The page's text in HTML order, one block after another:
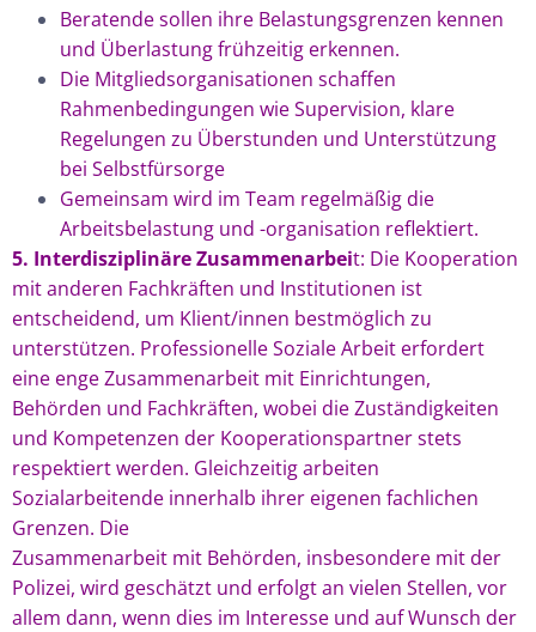
Beratende sollen ihre Belastungsgrenzen kennen
und Überlastung frühzeitig erkennen.
Die Mitgliedsorganisationen schaffen
Rahmenbedingungen wie Supervision, klare
Regelungen zu Überstunden und Unterstützung
bei Selbstfürsorge
Gemeinsam wird im Team regelmäßig die
Arbeitsbelastung und -organisation reflektiert.
5. Interdisziplinäre Zusammenarbeit: Die Kooperation
mit anderen Fachkräften und Institutionen ist
entscheidend, um Klient/innen bestmöglich zu
unterstützen. Professionelle Soziale Arbeit erfordert
eine enge Zusammenarbeit mit Einrichtungen,
Behörden und Fachkräften, wobei die Zuständigkeiten
und Kompetenzen der Kooperationspartner stets
respektiert werden. Gleichzeitig arbeiten
Sozialarbeitende innerhalb ihrer eigenen fachlichen
Grenzen. Die
Zusammenarbeit mit Behörden, insbesondere mit der
Polizei, wird geschätzt und erfolgt an vielen Stellen, vor
allem dann, wenn dies im Interesse und auf Wunsch der